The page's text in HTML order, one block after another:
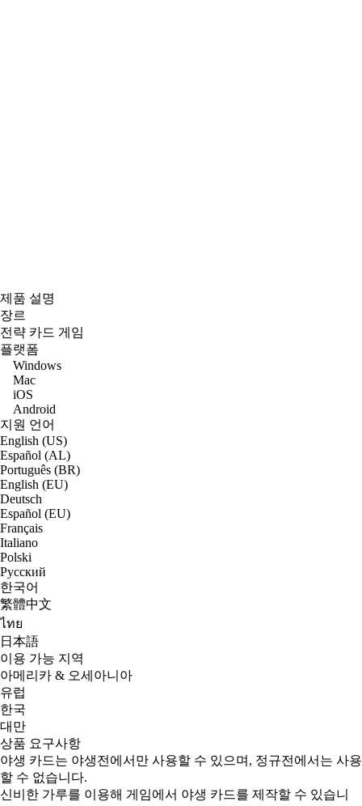
제품 설명
장르
전략 카드 게임
플랫폼
Windows
Mac
iOS
Android
지원 언어
English (US)
Español (AL)
Português (BR)
English (EU)
Deutsch
Español (EU)
Français
Italiano
Polski
Русский
한국어
繁體中文
ไทย
日本語
이용 가능 지역
아메리카 & 오세아니아
유럽
한국
대만
상품 요구사항
야생 카드는 야생전에서만 사용할 수 있으며, 정규전에서는 사용
할 수 없습니다.
신비한 가루를 이용해 게임에서 야생 카드를 제작할 수 있습니